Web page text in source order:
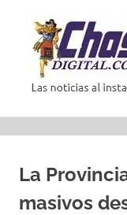
contenido
La
masivos